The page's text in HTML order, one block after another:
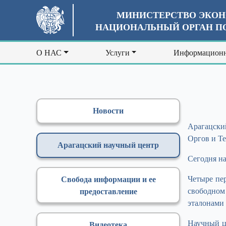
МИНИСТЕРСТВО
НАЦИОНАЛЬНЫЙ ОРГАН
О НАС Услуги
Новости
Арагацский научный центр
Свобода информации и ее
предоставление
Оргов и
Сегодня
Четыре
Научный